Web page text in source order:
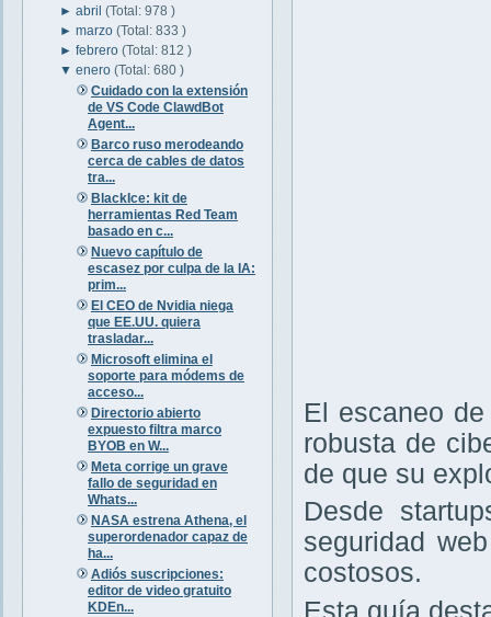
►abril(Total: 978 )
►marzo(Total: 833 )
►febrero(Total: 812 )
▼enero(Total: 680 )
Cuidado con la extensión
de VS Code ClawdBot
Agent...
Barco ruso merodeando
cerca de cables de datos
tra...
BlackIce: kit de
herramientas Red Team
basado en c...
Nuevo capítulo de
escasez por culpa de la IA:
prim...
El CEO de Nvidia niega
que EE.UU. quiera
trasladar...
Microsoft elimina el
soporte para módems de
acceso...
Directorio abierto
expuesto filtra marco
BYOB en W...
Meta corrige un grave
fallo de seguridad en
Whats...
NASA estrena Athena, el
superordenador capaz de
ha...
Adiós suscripciones:
editor de video gratuito
KDEn...
El escaneo
robusta de
de que su
Desde
seguridad
costosos.
Esta guía